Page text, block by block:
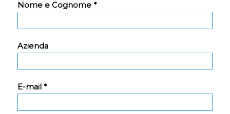
Nome e Cognome *
Azienda
E-mail *